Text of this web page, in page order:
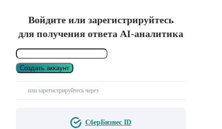
Войдите или зарегистрируйтесь
для получения ответа AI-аналитика
Создать аккаунт
или зарегистрируйтесь через
СберБизнес ID